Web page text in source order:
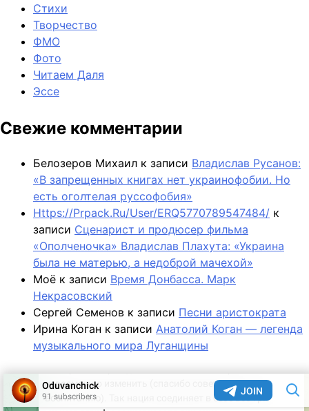
Стихи
Творчество
ФМО
Фото
Читаем Даля
Эссе
Свежие комментарии
Белозеров Михаил к записи Владислав Русанов:
«В запрещенных книгах нет украинофобии. Но
есть оголтелая руссофобия»
Https://Prpack.Ru/User/ERQ5770789547484/ к
записи Сценарист и продюсер фильма
«Ополченочка» Владислав Плахута: «Украина
была не матерью, а недоброй мачехой»
Моё к записи Время Донбасса. Марк
Некрасовский
Сергей Семенов к записи Песни аристократа
Ирина Коган к записи Анатолий Коган — легенда
музыкального мира Луганщины